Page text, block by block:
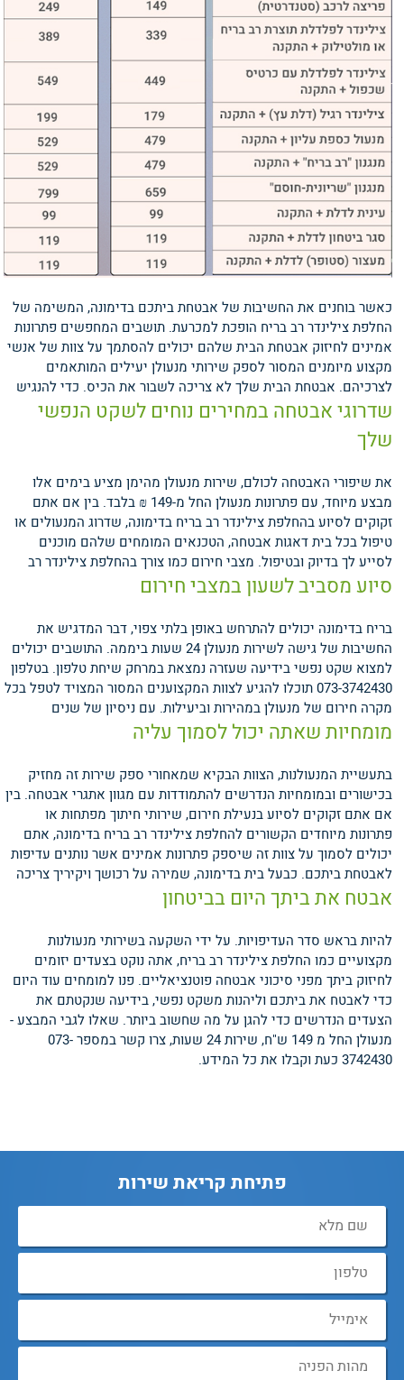
כאשר בוחנים את החשיבות של אבטחת ביתכם בדימונה, המשימה של
החלפת צילינדר רב בריח הופכת למכרעת. תושבים המחפשים פתרונות
אמינים לחיזוק אבטחת הבית שלהם יכולים להסתמך על צוות של אנשי
מקצוע מיומנים המסור לספק שירותי מנעולן יעילים המותאמים
לצרכיהם.
שדרוגי אבטחה במחירים נוחים לשקט הנפשי
שלך
אבטחת הבית שלך לא צריכה לשבור את הכיס. כדי להנגיש
את שיפורי האבטחה לכולם, שירות מנעולן מהימן מציע בימים אלו
מבצע מיוחד, עם פתרונות מנעולן החל מ-149 ₪ בלבד. בין אם אתם
זקוקים לסיוע בהחלפת צילינדר רב בריח בדימונה, שדרוג המנעולים או
טיפול בכל בית דאגות אבטחה, הטכנאים המומחים שלהם מוכנים
לסייע לך בדיוק ובטיפול.
סיוע מסביב לשעון במצבי חירום
מצבי חירום כמו צורך בהחלפת צילינדר רב
בריח בדימונה יכולים להתרחש באופן בלתי צפוי, דבר המדגיש את
החשיבות של גישה לשירות מנעולן 24 שעות ביממה. התושבים יכולים
למצוא שקט נפשי בידיעה שעזרה נמצאת במרחק שיחת טלפון. בטלפון
073-3742430 תוכלו להגיע לצוות המקצוענים המסור המצויד לטפל בכל
מקרה חירום של מנעולן במהירות וביעילות.
מומחיות שאתה יכול לסמוך עליה
עם ניסיון של שנים
בתעשיית המנעולנות, הצוות הבקיא שמאחורי ספק שירות זה מחזיק
בכישורים ובמומחיות הנדרשים להתמודדות עם מגוון אתגרי אבטחה. בין
אם אתם זקוקים לסיוע בנעילת חירום, שירותי חיתוך מפתחות או
פתרונות מיוחדים הקשורים להחלפת צילינדר רב בריח בדימונה, אתם
יכולים לסמוך על צוות זה שיספק פתרונות אמינים אשר נותנים עדיפות
לאבטחת ביתכם.
אבטח את ביתך היום בביטחון
כבעל בית בדימונה, שמירה על רכושך ויקיריך צריכה
להיות בראש סדר העדיפויות. על ידי השקעה בשירותי מנעולנות
מקצועיים כמו החלפת צילינדר רב בריח, אתה נוקט בצעדים יזומים
לחיזוק ביתך מפני סיכוני אבטחה פוטנציאליים. פנו למומחים עוד היום
כדי לאבטח את ביתכם וליהנות משקט נפשי, בידיעה שנקטתם את
הצעדים הנדרשים כדי להגן על מה שחשוב ביותר. שאלו לגבי המבצע -
מנעולן החל מ 149 ש"ח, שירות 24 שעות, צרו קשר במספר 073-
3742430 כעת וקבלו את כל המידע.
פתיחת קריאת שירות